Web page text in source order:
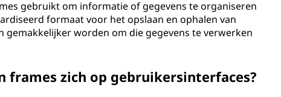
gebruikt om informatie of gegevens te organiseren
formaat voor het opslaan en ophalen van
worden om die gegevens te verwerken
frames zich op gebruikersinterfaces?